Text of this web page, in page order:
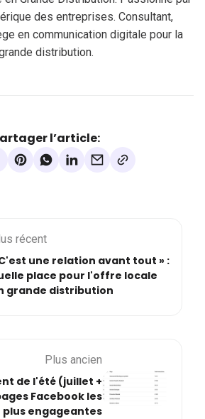
des entreprises. Consultant,
en communication digitale pour la
distribution.
l’article:
récent
une relation avant tout » :
place pour l'offre locale
grande distribution
Plus ancien
de l'été (juillet +
Facebook les
plus engageantes